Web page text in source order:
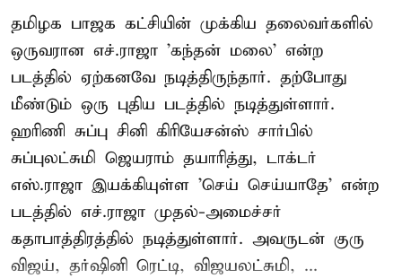
தமிழக பாஜக கட்சியின் முக்கிய தலைவர்களில்
ஒருவரான எச்.ராஜா 'கந்தன் மலை' என்ற
படத்தில் ஏற்கனவே நடித்திருந்தார். தற்போது
மீண்டும் ஒரு புதிய படத்தில் நடித்துள்ளார்.
ஹரிணி சுப்பு சினி கிரியேசன்ஸ் சார்பில்
சுப்புலட்சுமி ஜெயராம் தயாரித்து, டாக்டர்
எஸ்.ராஜா இயக்கியுள்ள 'செய் செய்யாதே' என்ற
படத்தில் எச்.ராஜா முதல்-அமைச்சர்
கதாபாத்திரத்தில் நடித்துள்ளார். அவருடன் குரு
விஜய், தர்ஷினி ரெட்டி, விஜயலட்சுமி, ...